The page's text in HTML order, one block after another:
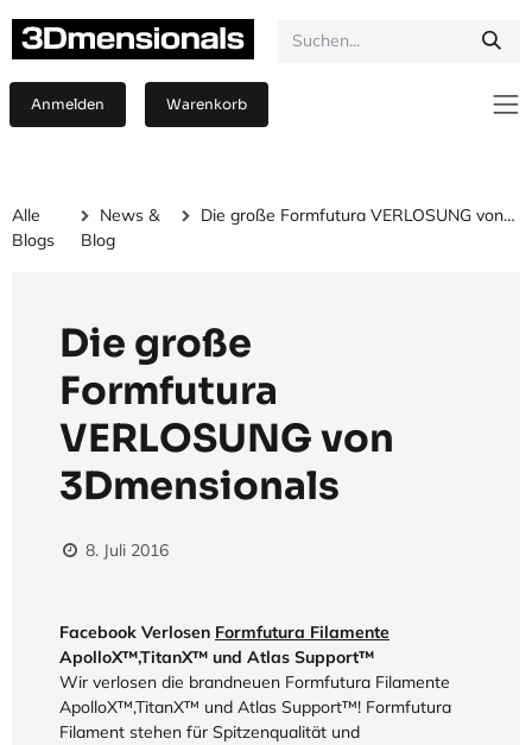
Anmelden Warenkorb
Alle
Blogs
News &
Blog
Die große Formfutura VERLOSUNG von 3Dmensionals
Die große
Formfutura
VERLOSUNG von
3Dmensionals
8. Juli 2016
Facebook Verlosen Formfutura Filamente
ApolloX™,TitanX™ und Atlas Support™
Wir verlosen die brandneuen Formfutura Filamente
ApolloX™,TitanX™ und Atlas Support™! Formfutura
Filament stehen für Spitzenqualität und